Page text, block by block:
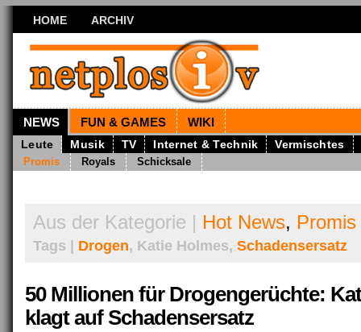
HOME ARCHIV
NEWS FUN & GAMES WIKI
Leute Musik TV Internet & Technik Vermischtes
Promis Royals Schicksale
Aus der Kategorie | Hot News, Promis
Tags | Drogen, Katie Holmes, Schadensersatz
50 Millionen für Drogengerüchte:
klagt auf Schadensersatz